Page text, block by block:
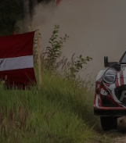
content